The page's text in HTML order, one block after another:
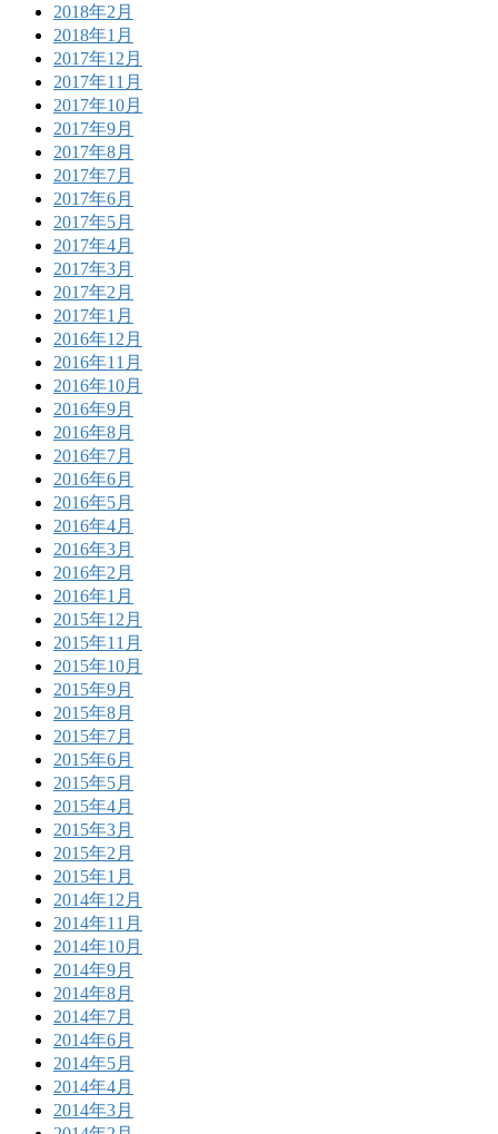
2018年2月
2018年1月
2017年12月
2017年11月
2017年10月
2017年9月
2017年8月
2017年7月
2017年6月
2017年5月
2017年4月
2017年3月
2017年2月
2017年1月
2016年12月
2016年11月
2016年10月
2016年9月
2016年8月
2016年7月
2016年6月
2016年5月
2016年4月
2016年3月
2016年2月
2016年1月
2015年12月
2015年11月
2015年10月
2015年9月
2015年8月
2015年7月
2015年6月
2015年5月
2015年4月
2015年3月
2015年2月
2015年1月
2014年12月
2014年11月
2014年10月
2014年9月
2014年8月
2014年7月
2014年6月
2014年5月
2014年4月
2014年3月